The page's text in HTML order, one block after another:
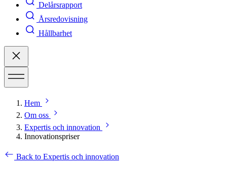
Delårsrapport
Årsredovisning
Hållbarhet
Hem
Om oss
Expertis och innovation
Innovationspriser
Back to Expertis och innovation